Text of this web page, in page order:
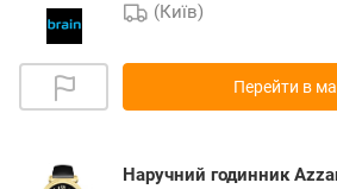
(Київ)
Перейти в
Наручний годинник